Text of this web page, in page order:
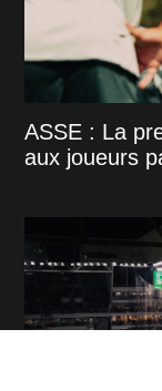
ASSE : La
aux joueurs